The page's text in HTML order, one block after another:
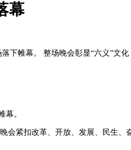
幕
下帷幕。 整场晚会彰显“六义”文
幕。
会紧扣改革、开放、发展、民生